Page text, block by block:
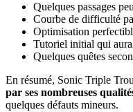
Quelques passages
Courbe de difficulté
Optimisation
Tutoriel initial qui
Quelques quêtes
En résumé, Sonic Triple
par ses nombreuses
quelques défauts mineurs.